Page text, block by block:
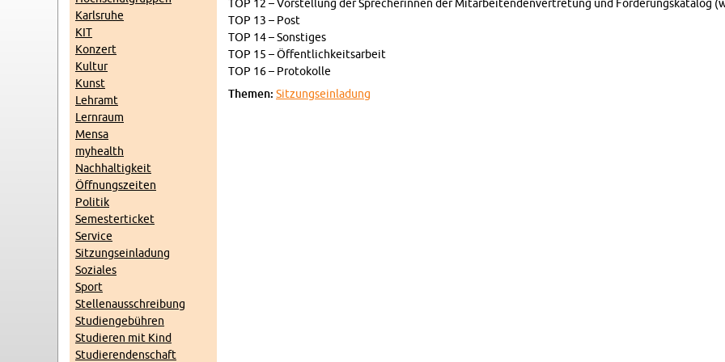
Karls­ru­he
KIT
Kon­zert
Kul­tur
Kunst
Lehr­amt
Lern­raum
Mensa
myhe­alth
Nach­hal­tig­keit
Öff­nungs­zei­ten
Po­li­tik
Se­mes­ter­ti­cket
Ser­vice
Sit­zungs­ein­la­dung
So­zia­les
Sport
Stel­len­aus­schrei­bung
Stu­di­en­ge­büh­ren
Stu­die­ren mit Kind
Stu­die­ren­den­schaft
TOP 12 – Vor­stel­lung der Spre­che­rin­nen der Mit­ar­bei­ten­den­ver­tre­tung und For­de­rungs­ka­ta­log
TOP 13 – Post
TOP 14 – Sons­ti­ges
TOP 15 – Öf­fent­lich­keits­ar­beit
TOP 16 – Pro­to­kol­le
The­men: Sit­zungs­ein­la­dung